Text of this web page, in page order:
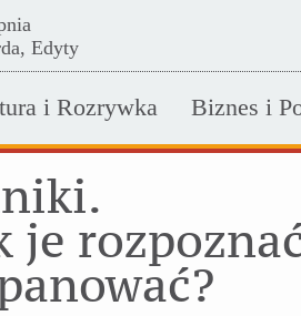
Edyty
i Rozrywka Biznes i
je